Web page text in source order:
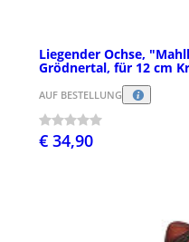
Liegender Ochse,
Grödnertal, für 12 cm
AUF BESTELLUNG
€ 34,90